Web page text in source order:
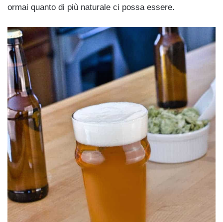
ormai quanto di più naturale ci possa essere.